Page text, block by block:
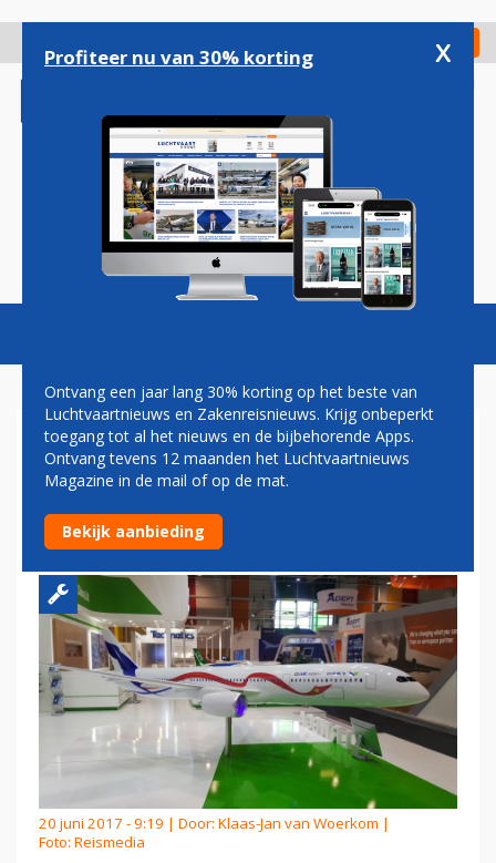
gaan
Check in
Magazine Podcasts Vacatures
CRAIC ONTHULT INTERIEUR
CHINEES-RUSSISCHE
TEGENHANGER BOEING 787
20 juni 2017 - 9:19 | Door: Klaas-Jan van Woerkom |
Foto: Reismedia
Profiteer nu van 30% korting x
Ontvang een jaar lang 30% korting op het beste van
Luchtvaartnieuws en Zakenreisnieuws. Krijg onbeperkt
toegang tot al het nieuws en de bijbehorende Apps.
Ontvang tevens 12 maanden het Luchtvaartnieuws
Magazine in de mail of op de mat.
Bekijk aanbieding